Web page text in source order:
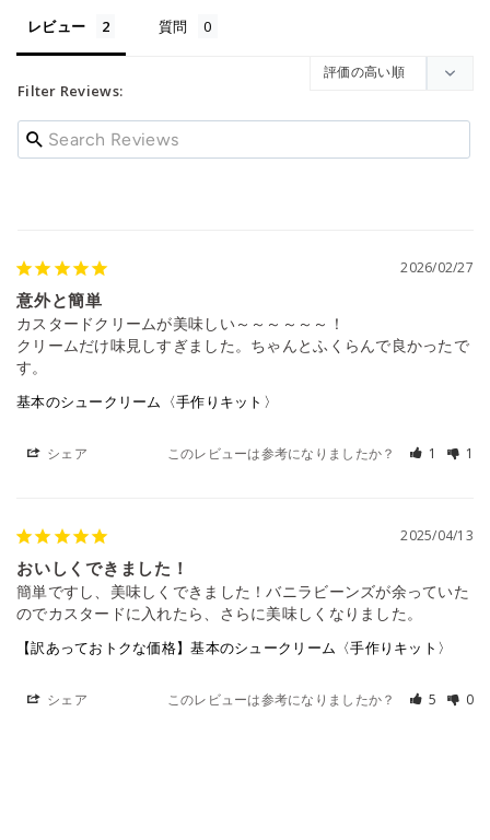
レビュー 質問
Filter Reviews:
2026/02/27
意外と簡単
カスタードクリームが美味しい～～～～～～！
クリームだけ味見しすぎました。ちゃんとふくらんで良かったで
す。
基本のシュークリーム〈手作りキット〉
シェア このレビューは参考になりましたか？ 1 1
2025/04/13
おいしくできました！
簡単ですし、美味しくできました！バニラビーンズが余っていた
のでカスタードに入れたら、さらに美味しくなりました。
【訳あっておトクな価格】基本のシュークリーム〈手作りキット〉
シェア このレビューは参考になりましたか？ 5 0